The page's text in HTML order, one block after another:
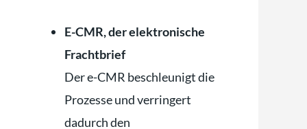
E-CMR, der elektronische
Frachtbrief
Der e-CMR beschleunigt die
Prozesse und verringert
dadurch den